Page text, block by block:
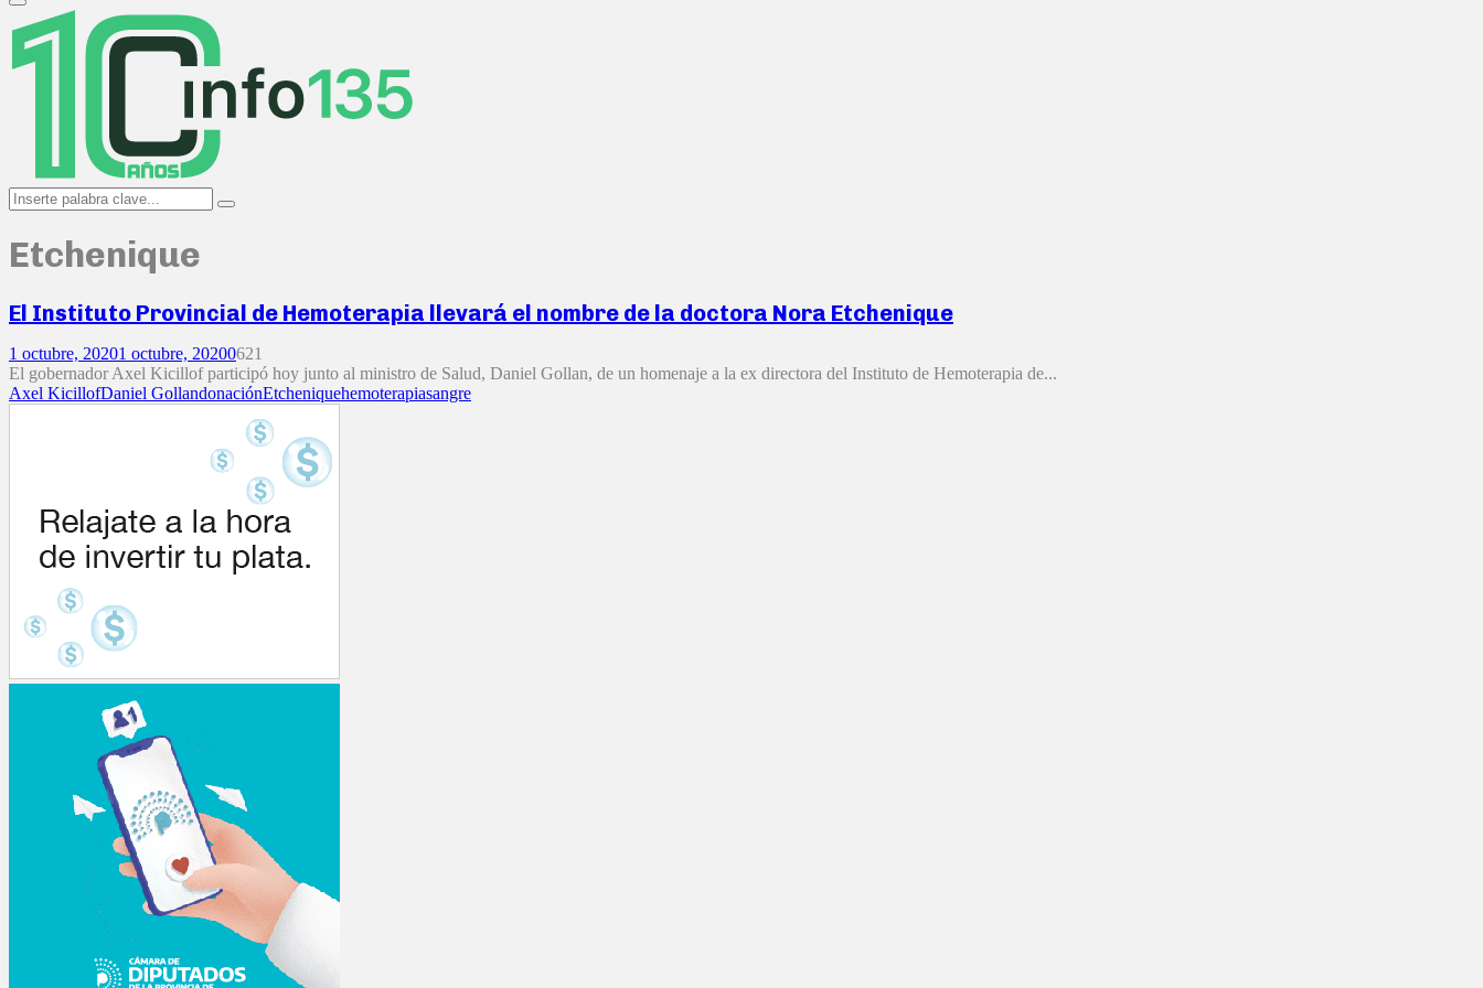
Primary
Menu
Search
for:
Search
Etchenique
El Instituto Provincial de Hemoterapia llevará el nombre de la doctora Nora Etchenique
1 octubre, 20201 octubre, 20200621
El gobernador Axel Kicillof participó hoy junto al ministro de Salud, Daniel Gollan, de un homenaje a la ex directora del Instituto de Hemoterapia de...
Axel KicillofDaniel GollandonaciónEtcheniquehemoterapiasangre